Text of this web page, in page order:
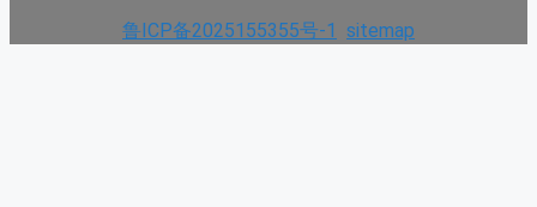
鲁ICP备2025155355号-1
sitemap